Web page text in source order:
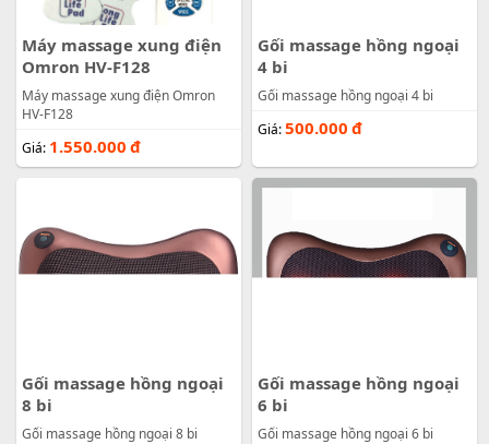
Máy massage xung điện
Omron HV-F128
Máy massage xung điện Omron
HV-F128
Giá: 1.550.000 đ
Gối massage hồng ngoại
4 bi
Gối massage hồng ngoại 4 bi
Giá:500.000 đ
Gối massage hồng ngoại
8 bi
Gối massage hồng ngoại 8 bi
Gối massage hồng ngoại
6 bi
Gối massage hồng ngoại 6 bi